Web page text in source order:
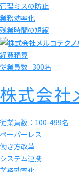
管理ミスの防止
業務効率化
残業時間の短縮
経費精算
従業員数 : 300名
株式会社
従業員数：100-499名
ペーパーレス
働き方改革
システム連携